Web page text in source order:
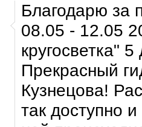
Благодарю за
08.05 - 12.05
кругосветка"
Прекрасный
Кузнецова!
так доступно